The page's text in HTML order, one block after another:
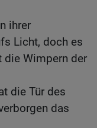
ihrer
Licht, doch es
die Wimpern der
die Tür des
das